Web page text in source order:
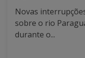
Novas
sobre o rio
durante o...